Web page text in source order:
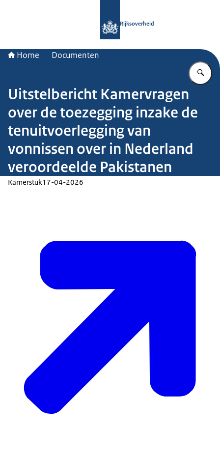
Rijksoverheid
Home Documenten
Uitstelbericht Kamervragen
over de toezegging inzake de
tenuitvoerlegging van
vonnissen over in Nederland
veroordeelde Pakistanen
Kamerstuk17-04-2026